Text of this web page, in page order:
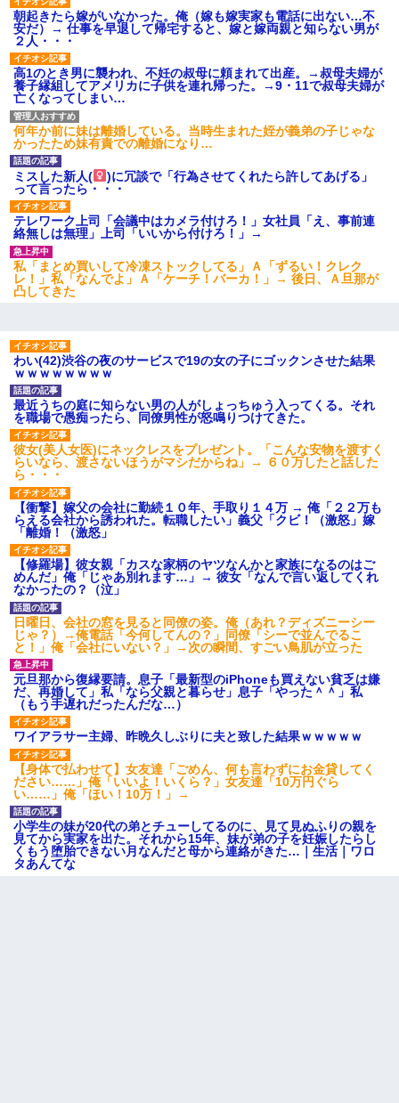
旦那が長男のDNA鑑定をしたら血縁関係0%だった。旦那「やっぱ
りウワキしてたんだな…」長男「俺は誰の子供なの？」長女・次
男「ウワキ女！」
[緊急]ベロベロの女に声をかけて行為してきた結果
中途採用のAが部長から呼び出された。Aはヘラヘラと部屋に入っ
ていき、1時間後に号泣しながら出てきて…
最近うちの庭に知らない男の人がしょっちゅう入ってくる。それ
を職場で愚痴ったら、同僚男性が怒鳴りつけてきた。
隣室のお婆ちゃん「下階からの異臭に困ってる、今もすっごく臭
い」私「変だなあ～なにも臭わないよ」→ その後。警察『絶対に
窓とドアを開けないで』
私は家が貧しくて、手に職をつけようと看護師になった。だけど
卒業を控えた年の1月末、車にひかれて看護師になれなくなった。
新卒の女性社員に1年半ストーカーされていた。俺「マジで怖い」
上司「話をしてみる」→女性社員「実は10数年前に…」
彼にプロポーズされたんだけど、実は資産家だと知って婚約破棄
した。B子「A男くんと別れたって本当？私が付き合ってもい
い？」
わい(42)渋谷の夜のサービスで19の女の子にゴックンさせた結果
ｗｗｗｗｗｗｗｗ
ケーキバイキングにいた単独の50くらいのオッサン、強烈だっ
た。
嫁が涙声で『会いたいね』とか言っているのが聞こえた。俺「こ
んな時間に誰と電話してんの？」嫁「ごめんなさい…！（大号
泣」俺（キターー）→
ずっとニートだと思ってた同居の義弟が投資で旦那より稼いでる
とか知らなかった…
【戦争】不妊の俺嫁に弟嫁が2日間4歳児を託児 俺嫁はそこまで気
にしてなかったが、あまりにも子供が俺嫁に懐くので最後らへん
顔引きつってた → そして弟嫁が迎えに来た翌日…
義兄嫁「娘が大学に入ったら下宿させて」私「しつこい、学校斡
旋のアパートに行け」→ 旦那が義兄に通報したら「志望校を変え
朝起きたら嫁がいなかった。俺（嫁も嫁実家も電話に出ない…不
安だ）→ 仕事を早退して帰宅すると、嫁と嫁両親と知らない男が
２人・・・
高1のとき男に襲われ、不妊の叔母に頼まれて出産。→叔母夫婦が
養子縁組してアメリカに子供を連れ帰った。→9・11で叔母夫婦が
亡くなってしまい…
何年か前に妹は離婚している。当時生まれた姪が義弟の子じゃな
かったため妹有責での離婚になり…
ミスした新人(
)に冗談で「行為させてくれたら許してあげる」
って言ったら・・・
テレワーク上司「会議中はカメラ付けろ！」女社員「え、事前連
絡無しは無理」上司「いいから付けろ！」→
私「まとめ買いして冷凍ストックしてる」Ａ「ずるい！クレク
レ！」私「なんでよ」Ａ「ケーチ！バーカ！」→ 後日、Ａ旦那が
凸してきた
わい(42)渋谷の夜のサービスで19の女の子にゴックンさせた結果
ｗｗｗｗｗｗｗｗ
最近うちの庭に知らない男の人がしょっちゅう入ってくる。それ
を職場で愚痴ったら、同僚男性が怒鳴りつけてきた。
彼女(美人女医)にネックレスをプレゼント。「こんな安物を渡すく
らいなら、渡さないほうがマシだからね」→ ６０万したと話した
ら・・・
【衝撃】嫁父の会社に勤続１０年、手取り１４万 → 俺「２２万も
らえる会社から誘われた。転職したい」義父「クビ！（激怒」嫁
「離婚！（激怒」
【修羅場】彼女親「カスな家柄のヤツなんかと家族になるのはご
めんだ」俺「じゃあ別れます…」→ 彼女「なんで言い返してくれ
なかったの？（泣」
日曜日、会社の窓を見ると同僚の姿。俺（あれ？ディズニーシー
じゃ？）→俺電話「今何してんの？」同僚「シーで並んでるこ
と！」俺「会社にいない？」→次の瞬間、すごい鳥肌が立った
元旦那から復縁要請。息子「最新型のiPhoneも買えない貧乏は嫌
だ、再婚して」私「なら父親と暮らせ」息子「やった＾＾」私
（もう手遅れだったんだな…）
ワイアラサー主婦、昨晩久しぶりに夫と致した結果ｗｗｗｗｗ
【身体で払わせて】女友達「ごめん、何も言わずにお金貸してく
ださい……」俺「いいよ！いくら？」女友達「10万円ぐら
い……」俺「ほい！10万！」→
小学生の妹が20代の弟とチューしてるのに、見て見ぬふりの親を
見てから実家を出た。それから15年、妹が弟の子を妊娠したらし
くもう堕胎できない月なんだと母から連絡がきた…｜生活｜ワロ
タあんてな